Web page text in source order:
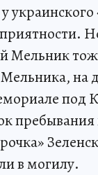
Мельник
на
под
в могилу.